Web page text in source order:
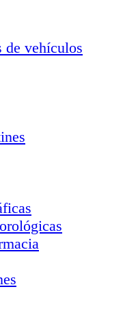
de vehículos